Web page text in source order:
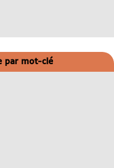
par mot-clé